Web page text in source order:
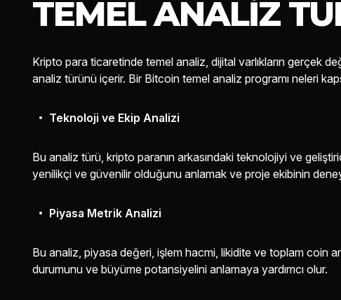
TEMEL ANALIZ
Kripto para ticaretinde temel analiz, dijital varlıkların gerçek
analiz türünü içerir. Bir Bitcoin temel analiz programı neleri
Teknoloji ve Ekip Analizi
Bu analiz türü, kripto paranın arkasındaki teknolojiyi ve
yenilikçi ve güvenilir olduğunu anlamak ve proje ekibinin
Piyasa Metrik Analizi
Bu analiz, piyasa değeri, işlem hacmi, likidite ve toplam coin
durumunu ve büyüme potansiyelini anlamaya yardımcı olur.